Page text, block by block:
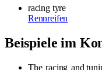
racing tyre
Rennreifen
Beispiele im
The racing and